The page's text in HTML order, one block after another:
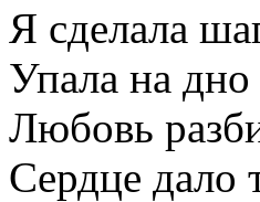
Я сделала
Упала на
Любовь
Сердце дало